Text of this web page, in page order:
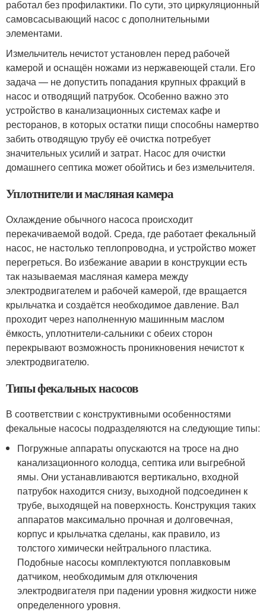
работал без профилактики. По сути, это циркуляционный
самовсасывающий насос с дополнительными
элементами.
Измельчитель нечистот установлен перед рабочей
камерой и оснащён ножами из нержавеющей стали. Его
задача — не допустить попадания крупных фракций в
насос и отводящий патрубок. Особенно важно это
устройство в канализационных системах кафе и
ресторанов, в которых остатки пищи способны намертво
забить отводящую трубу её очистка потребует
значительных усилий и затрат. Насос для очистки
домашнего септика может обойтись и без измельчителя.
Уплотнители и масляная камера
Охлаждение обычного насоса происходит
перекачиваемой водой. Среда, где работает фекальный
насос, не настолько теплопроводна, и устройство может
перегреться. Во избежание аварии в конструкции есть
так называемая масляная камера между
электродвигателем и рабочей камерой, где вращается
крыльчатка и создаётся необходимое давление. Вал
проходит через наполненную машинным маслом
ёмкость, уплотнители-сальники с обеих сторон
перекрывают возможность проникновения нечистот к
электродвигателю.
Типы фекальных насосов
В соответствии с конструктивными особенностями
фекальные насосы подразделяются на следующие типы:
Погружные аппараты опускаются на тросе на дно
канализационного колодца, септика или выгребной
ямы. Они устанавливаются вертикально, входной
патрубок находится снизу, выходной подсоединен к
трубе, выходящей на поверхность. Конструкция таких
аппаратов максимально прочная и долговечная,
корпус и крыльчатка сделаны, как правило, из
толстого химически нейтрального пластика.
Подобные насосы комплектуются поплавковым
датчиком, необходимым для отключения
электродвигателя при падении уровня жидкости ниже
определенного уровня.